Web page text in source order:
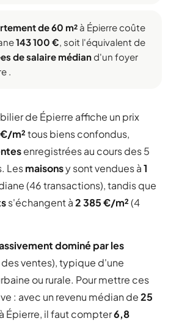
de 60 m² à Épierre coûte
143 100 €, soit l'équivalent de
de salaire médiand'un foyer
.
de Épierre affiche un prix
m²tous biens confondus,
enregistrées au cours des 5
Lesmaisonsy sont vendues à1
(46 transactions), tandis que
s'échangent à2 385 €/m²(4
dominé par les
ventes), typique d'une
ou rurale. Pour mettre ces
: avec un revenu médian de25
Épierre, il faut compter6,8